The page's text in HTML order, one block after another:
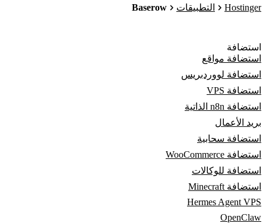
Hostinger التطبيقات Baserow
استضافة
استضافة مواقع
استضافة لووردبريس
استضافة VPS
استضافة n8n الذاتية
بريد الأعمال
استضافة سحابية
استضافة WooCommerce
استضافة للوكالات
استضافة Minecraft
Hermes Agent VPS
OpenClaw